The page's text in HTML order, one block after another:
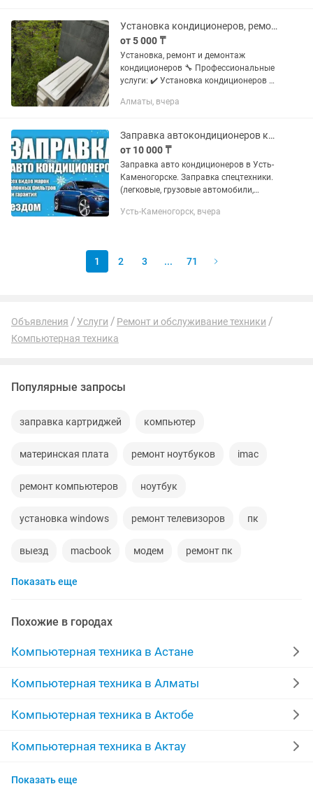
Установка кондиционеров, ремонт, демонтаж кондиционеров
от 5 000 ₸
Установка, ремонт и демонтаж
кондиционеров 🔧 Профессиональные
услуги: ✔️ Установка кондиционеров ✔️
конденсатора, чистка) ✔️ Демонтаж ✔️
Алматы, вчера
Заправка автокондиционеров кондиционеров автозаправка комбайн фуры трактор
от 10 000 ₸
Заправка авто кондиционеров в Усть-
Каменогорске. Заправка спецтехники.
(легковые, грузовые автомобили,
экскаваторы, автобусы). 24/7, без
Усть-Каменогорск, вчера
1 2 3 ... 71
Объявления Услуги
Ремонт и обслуживание техники
Компьютерная техника
Популярные запросы
заправка картриджей компьютер
материнская плата ремонт ноутбуков imac
ремонт компьютеров ноутбук
установка windows ремонт телевизоров пк
выезд macbook модем ремонт пк
агротехника
антивирус качественный ремонт
ремонт установка картридж macbook pro
установка windows 10 диагностика
заправка установка windows 7
ноутбуки караганда
Показать еще
Похожие в городах
Компьютерная техника в Астане
Компьютерная техника в Алматы
Компьютерная техника в Актобе
Компьютерная техника в Актау
Компьютерная техника в Таразе
Показать еще